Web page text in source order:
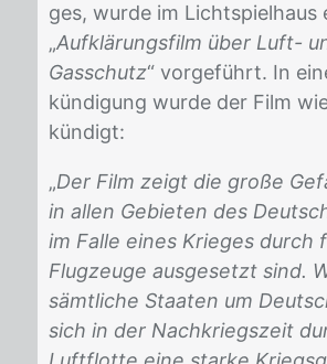
ges, wur­de im Licht­spiel­haus
„Aufklärungsfilm über Luft-
Gasschutz“ vor­ge­führt. In
kün­di­gung wur­de der Film
kün­digt:
„Der Film zeigt die große
in allen Gebieten des
im Falle eines Krieges durch
Flugzeuge ausgesetzt sind.
sämtliche Staaten um
sich in der Nachkriegszeit